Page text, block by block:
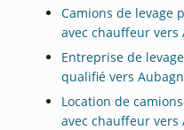
Camions de levage
avec chauffeur vers
Entreprise de
qualifié vers
Location de
avec chauffeur vers